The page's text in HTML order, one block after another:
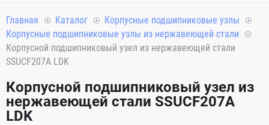
Главная Каталог
Корпусные подшипниковые узлы
Корпусные подшипниковые узлы из нержавеющей стали
Корпусной подшипниковый узел из нержавеющей стали
SSUCF207A LDK
Корпусной подшипниковый узел из
нержавеющей стали SSUCF207A
LDK